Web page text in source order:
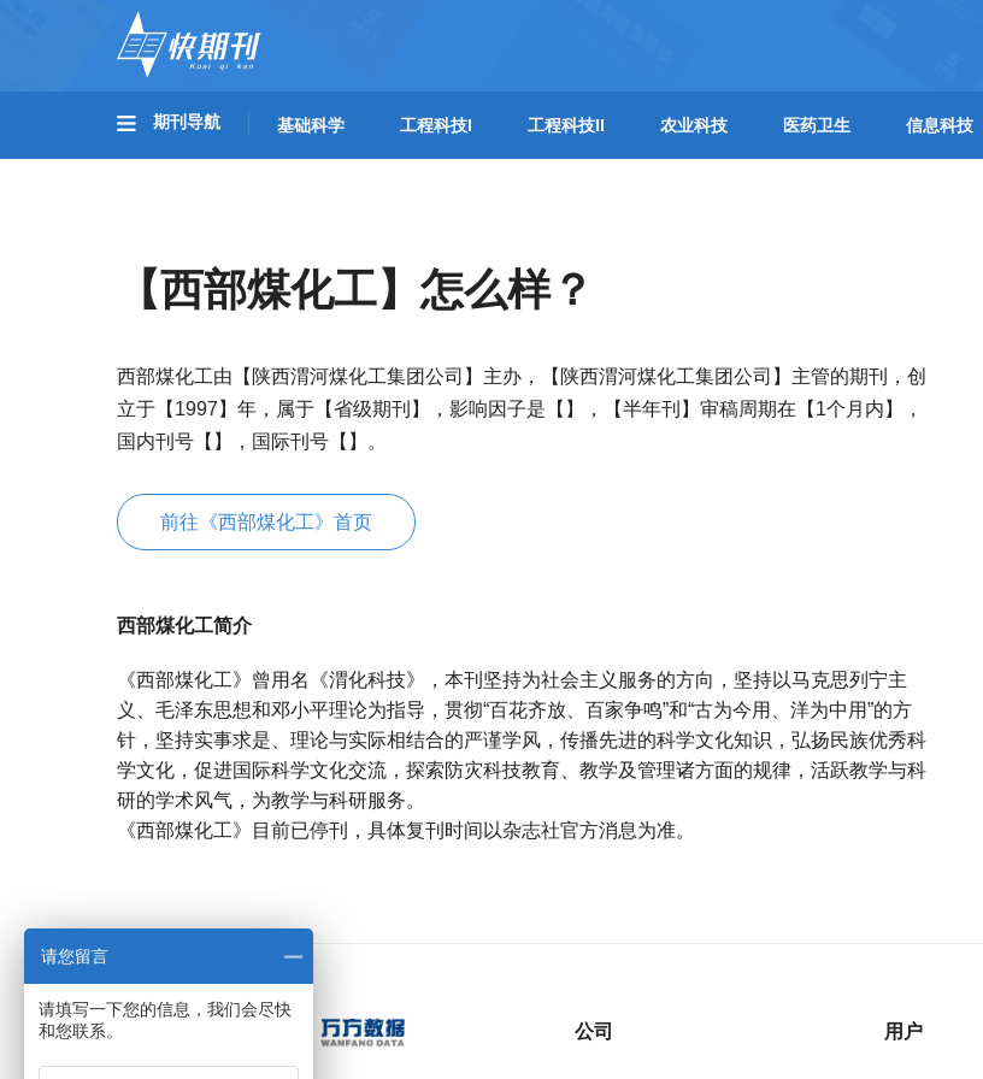
期刊导航 基础科学 工程科技I 工程科技II 农业科技 医药卫生 信息科技
【西部煤化工】怎么样？
西部煤化工由【陕西渭河煤化工集团公司】主办，【陕西渭河煤化工集团公司】主管的期刊，创
立于【1997】年，属于【省级期刊】，影响因子是【】，【半年刊】审稿周期在【1个月内】，
国内刊号【】，国际刊号【】。
前往《西部煤化工》首页
西部煤化工简介
《西部煤化工》曾用名《渭化科技》，本刊坚持为社会主义服务的方向，坚持以马克思列宁主
义、毛泽东思想和邓小平理论为指导，贯彻“百花齐放、百家争鸣”和“古为今用、洋为中用”的方
针，坚持实事求是、理论与实际相结合的严谨学风，传播先进的科学文化知识，弘扬民族优秀科
学文化，促进国际科学文化交流，探索防灾科技教育、教学及管理诸方面的规律，活跃教学与科
研的学术风气，为教学与科研服务。
《西部煤化工》目前已停刊，具体复刊时间以杂志社官方消息为准。
公司 用户
请您留言
请填写一下您的信息，我们会尽快
和您联系。